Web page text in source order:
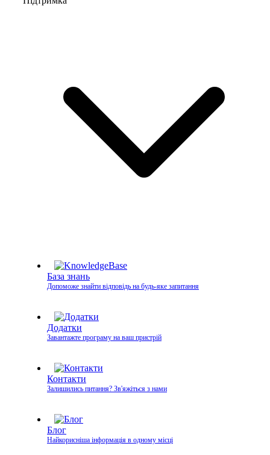
База знань
Допоможе знайти відповідь на будь-яке запитання
Додатки
Завантажте програму на ваш пристрій
Контакти
Залишились питання? Зв'яжіться з нами
Блог
Найкорисніша інформація в одному місці